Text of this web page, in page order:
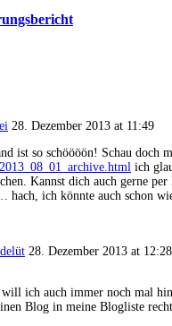
28. Dezember 2013 at 11:49
ist so schöööön! Schau doch
ich
Kannst dich auch gerne
hach, ich könnte auch schon
28. Dezember 2013 at 12:28
ich auch immer noch mal
Blog in meine Blogliste